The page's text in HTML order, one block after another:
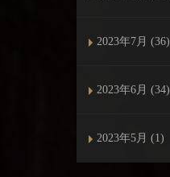
2023年7月 (36)
2023年6月 (34)
2023年5月 (1)